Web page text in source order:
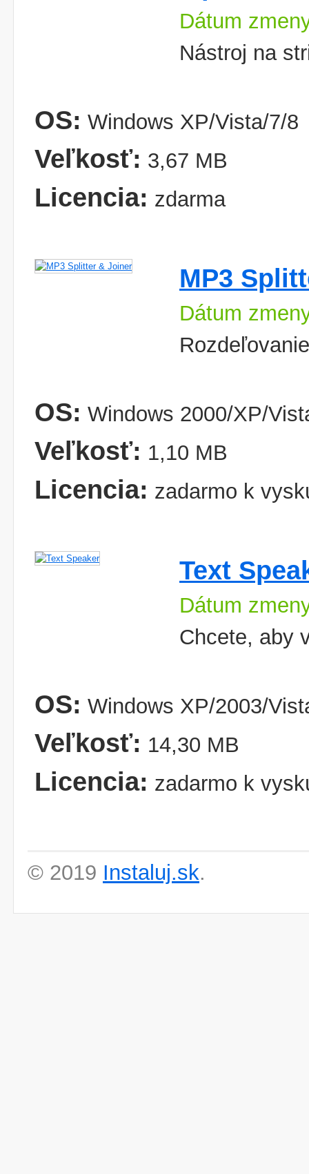
Dátum
Nástroj na
OS: Windows XP/Vista/7/8
Veľkosť: 3,67 MB
Licencia: zdarma
MP3
Dátum
OS: Windows 2000/XP/
Veľkosť: 1,10 MB
Licencia: zadarmo k
Text
Dátum
Chcete, aby
OS: Windows XP/2003/
Veľkosť: 14,30 MB
Licencia: zadarmo k
© 2019 Instaluj.sk.